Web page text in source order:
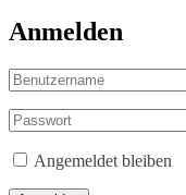
Anmelden
Angemeldet bleiben